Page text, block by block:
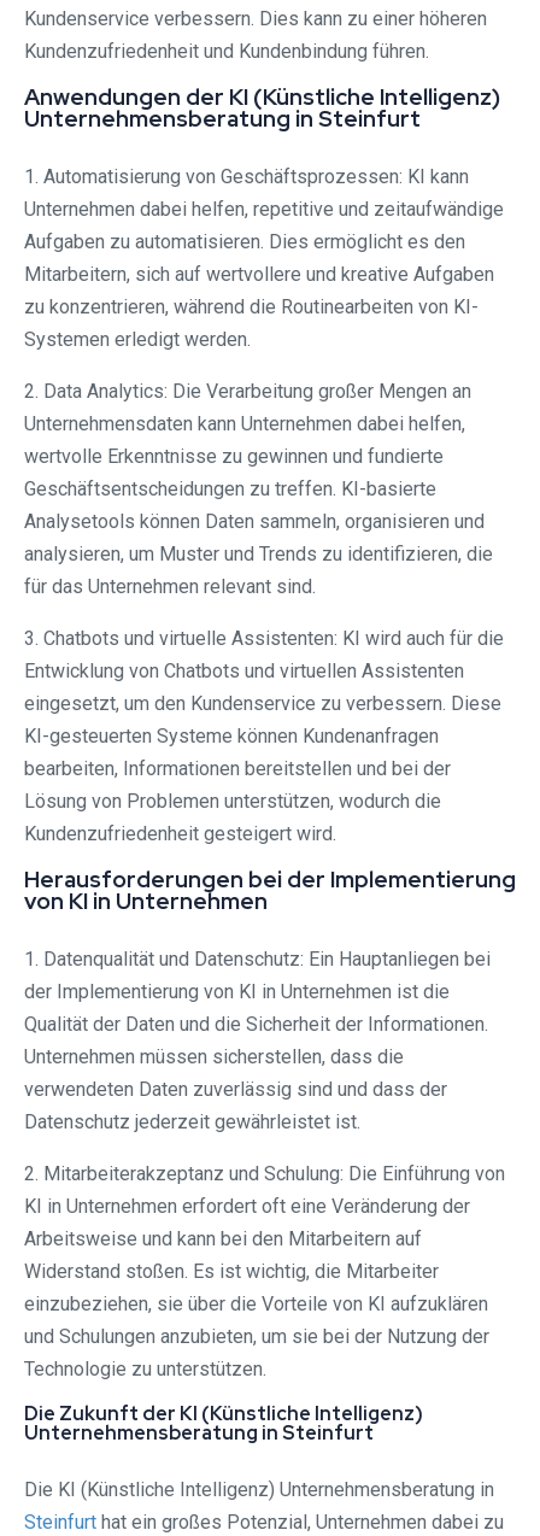
Kundenservice verbessern. Dies kann zu einer höheren
Kundenzufriedenheit und Kundenbindung führen.
Anwendungen der KI (Künstliche Intelligenz)
Unternehmensberatung in Steinfurt⁠
1. Automatisierung von Geschäftsprozessen: KI kann
Unternehmen dabei helfen, repetitive und zeitaufwändige
Aufgaben zu automatisieren. Dies ermöglicht es den
Mitarbeitern, sich auf wertvollere und kreative Aufgaben
zu konzentrieren, während die Routinearbeiten von KI-
Systemen erledigt werden.
2. Data Analytics: Die Verarbeitung großer Mengen an
Unternehmensdaten kann Unternehmen dabei helfen,
wertvolle Erkenntnisse zu gewinnen und fundierte
Geschäftsentscheidungen zu treffen. KI-basierte
Analysetools können Daten sammeln, organisieren und
analysieren, um Muster und Trends zu identifizieren, die
für das Unternehmen relevant sind.
3. Chatbots und virtuelle Assistenten: KI wird auch für die
Entwicklung von Chatbots und virtuellen Assistenten
eingesetzt, um den Kundenservice zu verbessern. Diese
KI-gesteuerten Systeme können Kundenanfragen
bearbeiten, Informationen bereitstellen und bei der
Lösung von Problemen unterstützen, wodurch die
Kundenzufriedenheit gesteigert wird.
Herausforderungen bei der Implementierung
von KI in Unternehmen
1. Datenqualität und Datenschutz: Ein Hauptanliegen bei
der Implementierung von KI in Unternehmen ist die
Qualität der Daten und die Sicherheit der Informationen.
Unternehmen müssen sicherstellen, dass die
verwendeten Daten zuverlässig sind und dass der
Datenschutz jederzeit gewährleistet ist.
2. Mitarbeiterakzeptanz und Schulung: Die Einführung von
KI in Unternehmen erfordert oft eine Veränderung der
Arbeitsweise und kann bei den Mitarbeitern auf
Widerstand stoßen. Es ist wichtig, die Mitarbeiter
einzubeziehen, sie über die Vorteile von KI aufzuklären
und Schulungen anzubieten, um sie bei der Nutzung der
Technologie zu unterstützen.
Die Zukunft der KI (Künstliche Intelligenz)
Unternehmensberatung in Steinfurt⁠
Die KI (Künstliche Intelligenz) Unternehmensberatung in
Steinfurt⁠ hat ein großes Potenzial, Unternehmen dabei zu